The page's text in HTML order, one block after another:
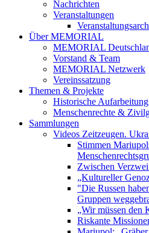
Nachrichten
Veranstaltungen
Über MEMORIAL
MEMORIAL
Vorstand & Team
MEMORIAL Netzwerk
Vereinssatzung
Themen & Projekte
Historische Aufarbeitung
Menschenrechte &
Sammlungen
Videos Zeitzeugen.
Stimmen
Zwischen
„Kultureller
"Die Russen
Gruppen
„Wir müssen den
Riskante